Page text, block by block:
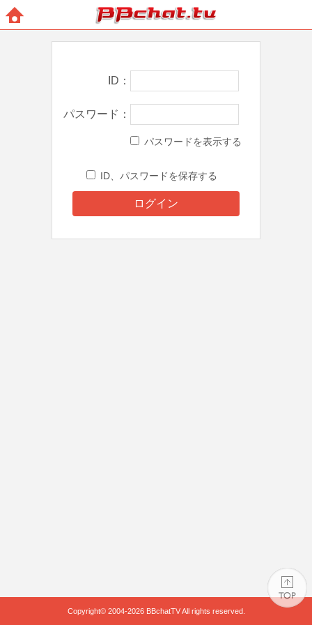
BBchatTV
ID
パスワード
パスワードを表示する
ID、パスワードを保存する
Copyright© 2004-2026 BBchatTVAll rights reserved.